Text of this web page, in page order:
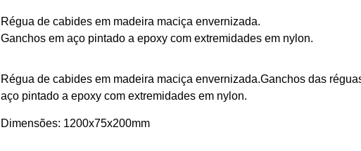
Régua de cabides em madeira maciça envernizada.
Ganchos em aço pintado a epoxy com extremidades em nylon.
Régua de cabides em madeira maciça envernizada.Ganchos das
aço pintado a epoxy com extremidades em nylon.
Dimensões: 1200x75x200mm